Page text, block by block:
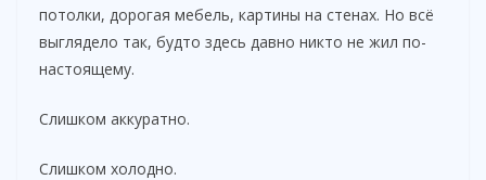
потолки, дорогая мебель, картины на стенах. Но всё
выглядело так, будто здесь давно никто не жил по-
настоящему.
Слишком аккуратно.
Слишком холодно.